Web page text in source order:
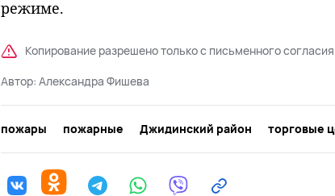
режиме.
Копирование разрешено только с письменного
Автор: Александра Фишева
пожары пожарные Джидинский район торговые